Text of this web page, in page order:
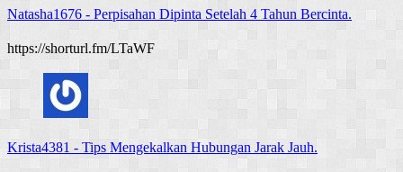
Natasha1676 - Perpisahan Dipinta Setelah 4 Tahun Bercinta.
https://shorturl.fm/LTaWF
Krista4381 - Tips Mengekalkan Hubungan Jarak Jauh.